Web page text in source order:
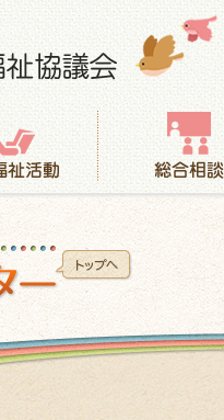
総合相談